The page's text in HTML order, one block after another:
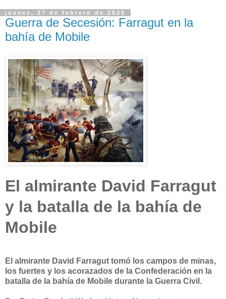
jueves, 27 de febrero de 2025
Guerra de Secesión: Farragut en la
bahía de Mobile
El almirante David Farragut
y la batalla de la bahía de
Mobile
El almirante David Farragut tomó los campos de minas,
los fuertes y los acorazados de la Confederación en la
batalla de la bahía de Mobile durante la Guerra Civil.